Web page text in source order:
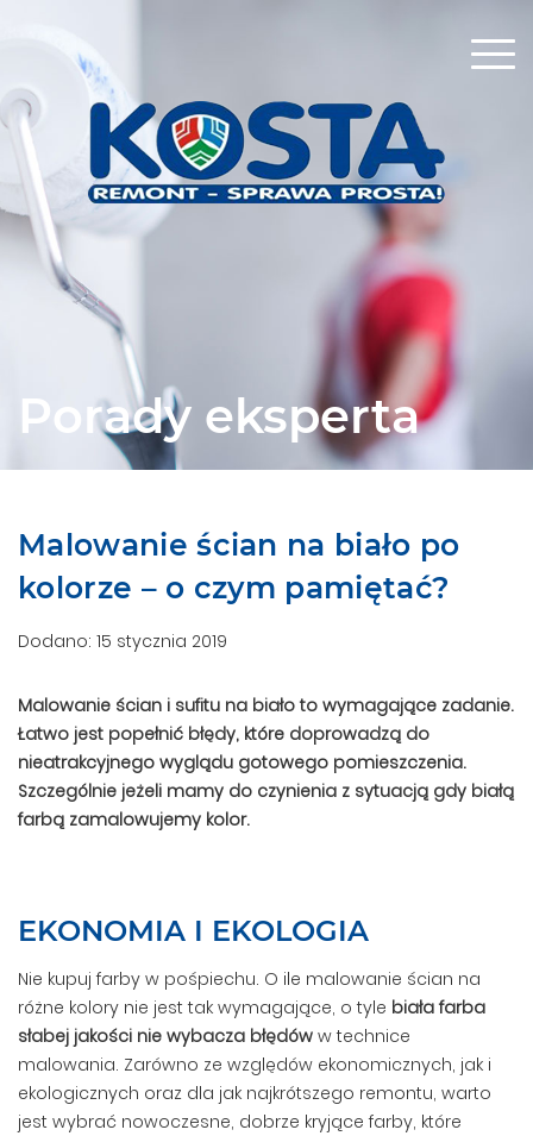
Porady eksperta
Malowanie ścian na biało po
kolorze – o czym pamiętać?
Dodano: 15 stycznia 2019
Malowanie ścian i sufitu na biało to wymagające zadanie.
Łatwo jest popełnić błędy, które doprowadzą do
nieatrakcyjnego wyglądu gotowego pomieszczenia.
Szczególnie jeżeli mamy do czynienia z sytuacją gdy białą
farbą zamalowujemy kolor.
EKONOMIA I EKOLOGIA
Nie kupuj farby w pośpiechu. O ile malowanie ścian na
różne kolory nie jest tak wymagające, o tyle biała farba
słabej jakości nie wybacza błędów w technice
malowania. Zarówno ze względów ekonomicznych, jak i
ekologicznych oraz dla jak najkrótszego remontu, warto
jest wybrać nowoczesne, dobrze kryjące farby, które